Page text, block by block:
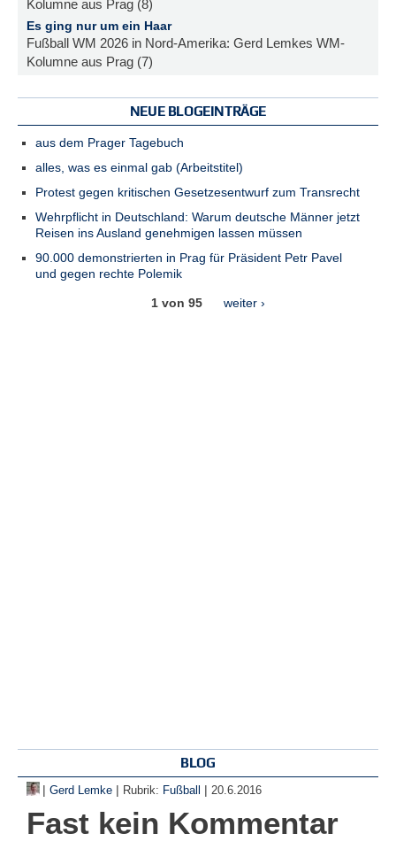
Kolumne aus Prag (8)
Es ging nur um ein Haar
Fußball WM 2026 in Nord-Amerika: Gerd Lemkes WM-
Kolumne aus Prag (7)
NEUE BLOGEINTRÄGE
aus dem Prager Tagebuch
alles, was es einmal gab (Arbeitstitel)
Protest gegen kritischen Gesetzesentwurf zum Transrecht
Wehrpflicht in Deutschland: Warum deutsche Männer jetzt
Reisen ins Ausland genehmigen lassen müssen
90.000 demonstrierten in Prag für Präsident Petr Pavel
und gegen rechte Polemik
1 von 95 weiter ›
BLOG
| Gerd Lemke | Rubrik: Fußball | 20.6.2016
Fast kein Kommentar